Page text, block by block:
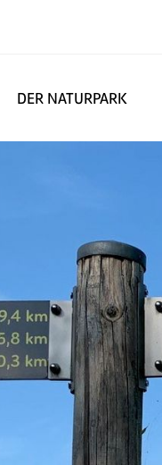
DER NATURPARK